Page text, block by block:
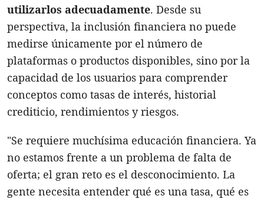
utilizarlos adecuadamente. Desde su
perspectiva, la inclusión financiera no puede
medirse únicamente por el número de
plataformas o productos disponibles, sino por la
capacidad de los usuarios para comprender
conceptos como tasas de interés, historial
crediticio, rendimientos y riesgos.
"Se requiere muchísima educación financiera. Ya
no estamos frente a un problema de falta de
oferta; el gran reto es el desconocimiento. La
gente necesita entender qué es una tasa, qué es